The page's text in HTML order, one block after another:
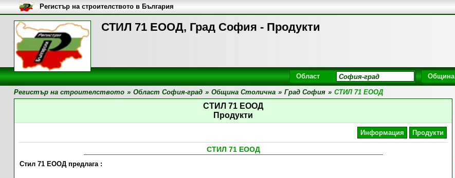
СТИЛ 71 ЕООД, Град София - Продукти
Регистър на строителството в България
Област Община
Регистър на строителството » Област София-град » Община Столична » Град София » СТИЛ 71 ЕООД
СТИЛ 71 ЕООД
Продукти
Информация Продукти
СТИЛ 71 ЕООД
Стил 71 ЕООД предлага :